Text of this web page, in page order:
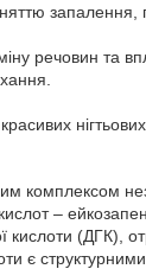
запалення,
речовин та
комплексом
–
кислоти (ДГК),
є